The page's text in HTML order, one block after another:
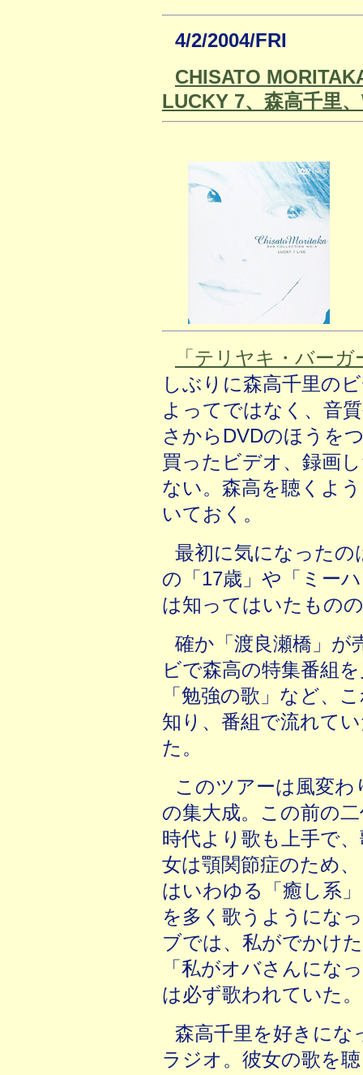
4/2/2004/FRI
CHISATO
LUCKY 7、森高千里
「テリヤキ・バー
しぶりに森高千里の
よってではなく、音
さからDVDのほうを
買ったビデオ、録画
ない。森高を聴くよ
いておく。
最初に気になったの
の「17歳」や「ミー
は知ってはいたもの
確か「渡良瀬橋」が
ビで森高の特集番組
「勉強の歌」など、
知り、番組で流れて
た。
このツアーは風変
の集大成。この前の
時代より歌も上手で
女は顎関節症のため
はいわゆる「癒し系
を多く歌うようにな
ブでは、私がでかけ
「私がオバさんにな
は必ず歌われていた。
森高千里を好きに
ラジオ。彼女の歌を